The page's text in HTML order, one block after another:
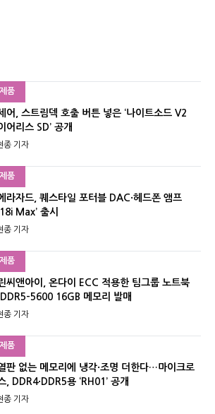
품
어, 스트림덱 호출 버튼 넣은 ‘나이트소드 V2
어리스 SD’ 공개
종 기자
품
라자드, 퀘스타일 포터블 DAC·헤드폰 앰프
Max’ 출시
종 기자
품
씨앤아이, 온다이 ECC 적용한 팀그룹 노트북
5600 16GB 메모리 발매
종 기자
품
판 없는 메모리에 냉각·조명 더한다…마이크로
, DDR4·DDR5용 ‘RH01’ 공개
종 기자